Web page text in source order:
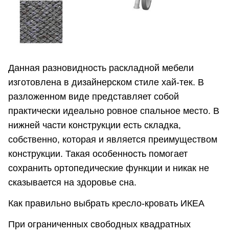
Данная разновидность раскладной мебели
изготовлена в дизайнерском стиле хай-тек. В
разложенном виде представляет собой
практически идеально ровное спальное место. В
нижней части конструкции есть складка,
собственно, которая и является преимуществом
конструкции. Такая особенность помогает
сохранить ортопедические функции и никак не
сказывается на здоровье сна.
Как правильно выбрать кресло-кровать ИКЕА
При ограниченных свободных квадратных